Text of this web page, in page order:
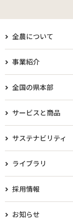
全農について
事業紹介
全国の県本部
サービスと商品
サステナビリティ
ライブラリ
採用情報
お知らせ